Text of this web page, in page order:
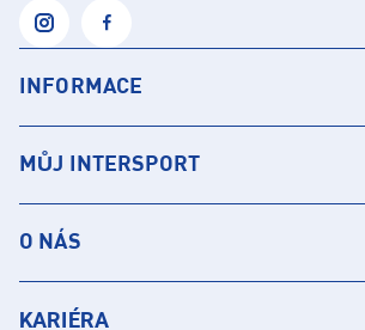
INFORMACE
MŮJ INTERSPORT
O NÁS
KARIÉRA